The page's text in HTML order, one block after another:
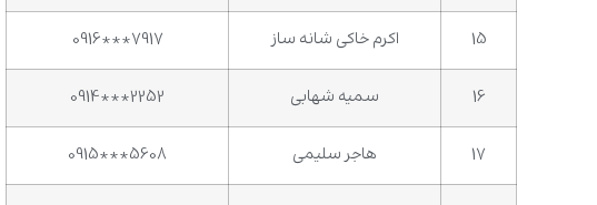
15 اکرم خاکی شانه ساز 0916***7917
16 سمیه شهابی 0914***2252
17 هاجر سلیمی 0915***5608